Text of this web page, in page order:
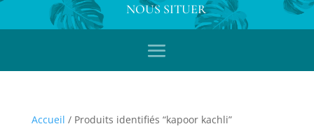
NOUS SITUER
Accueil / Produits identifiés “kapoor kachli”